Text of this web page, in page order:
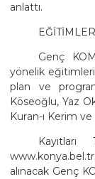
anlattı.
Genç
yönelik
plan ve
Köseoğlu, Yaz
Kuran-ı Kerim
alınacak Genç